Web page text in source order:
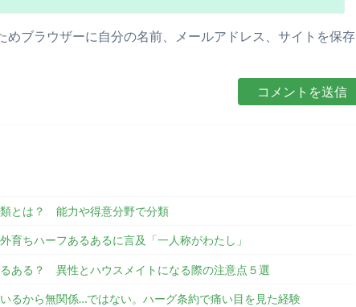
めブラウザーに自分の名前、メールアドレス、サイトを保存
類とは？ 能力や得意分野で分類
育ちハーフあるあるに言及「一人称がわたし」
るある？ 異性とハウスメイトになる際の注意点５選
いるから無関係…ではない。ハーグ条約で痛い目を見た経験